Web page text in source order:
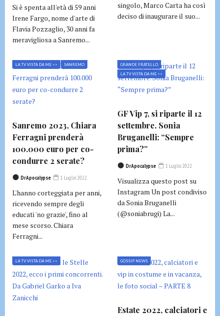
Si è spenta all'età di 59 anni
Irene Fargo, nome d'arte di
Flavia Pozzaglio, 30 anni fa
meravigliosa a Sanremo...
singolo, Marco Carta ha così
deciso di inaugurare il suo...
LA TV VISTA DA ME >> SANREMO
Sanremo 2023, Chiara
Ferragni prenderà
100.000 euro per co-
condurre 2 serate?
DrApocalypse 1 Luglio 2022
L'hanno corteggiata per anni,
ricevendo sempre degli
educati 'no grazie', fino al
mese scorso. Chiara
Ferragni...
GRANDE FRATELLO
LA TV VISTA DA ME >>
GF Vip 7, si riparte il 12
settembre. Sonia
Bruganelli: “Sempre
prima?”
DrApocalypse 1 Luglio 2022
Visualizza questo post su
Instagram Un post condiviso
da Sonia Bruganelli
(@soniabrugi) La...
LA TV VISTA DA ME >> GOSSIP NEWS
Estate 2022, calciatori e